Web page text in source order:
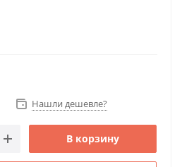
Нашли дешевле?
В корзину